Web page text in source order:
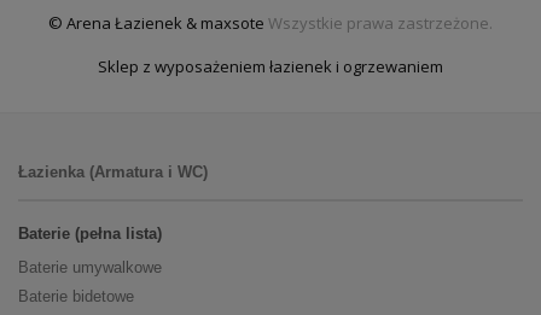
© Arena Łazienek & maxsote Wszystkie prawa zastrzeżone.
Sklep z wyposażeniem łazienek i ogrzewaniem
Łazienka (Armatura i WC)
Baterie (pełna lista)
Baterie umywalkowe
Baterie bidetowe